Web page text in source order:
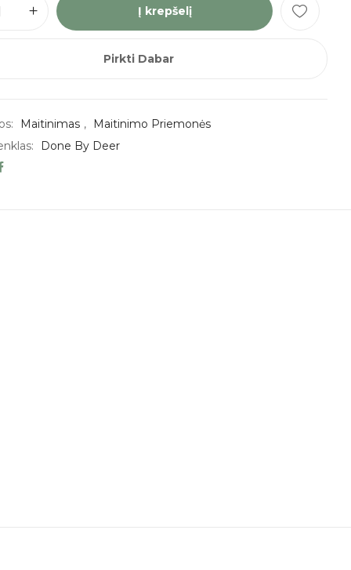
Į krepšelį
Pirkti Dabar
Maitinimas ,
Maitinimo Priemonės
Done By Deer